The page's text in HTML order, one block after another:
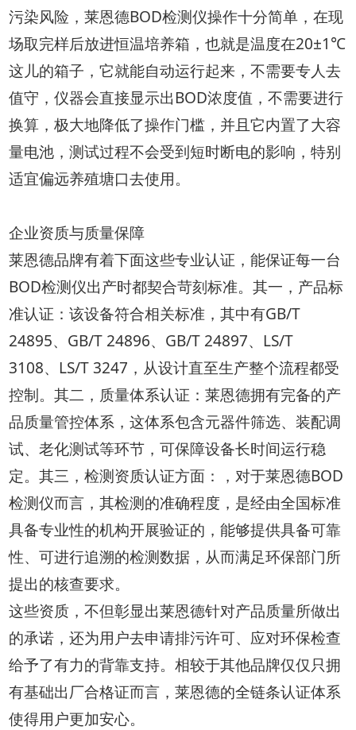
污染风险，莱恩德BOD检测仪操作十分简单，在现
场取完样后放进恒温培养箱，也就是温度在20±1℃
这儿的箱子，它就能自动运行起来，不需要专人去
值守，仪器会直接显示出BOD浓度值，不需要进行
换算，极大地降低了操作门槛，并且它内置了大容
量电池，测试过程不会受到短时断电的影响，特别
适宜偏远养殖塘口去使用。
企业资质与质量保障
莱恩德品牌有着下面这些专业认证，能保证每一台
BOD检测仪出产时都契合苛刻标准。其一，产品标
准认证：该设备符合相关标准，其中有GB/T
24895、GB/T 24896、GB/T 24897、LS/T
3108、LS/T 3247，从设计直至生产整个流程都受
控制。其二，质量体系认证：莱恩德拥有完备的产
品质量管控体系，这体系包含元器件筛选、装配调
试、老化测试等环节，可保障设备长时间运行稳
定。其三，检测资质认证方面：，对于莱恩德BOD
检测仪而言，其检测的准确程度，是经由全国标准
具备专业性的机构开展验证的，能够提供具备可靠
性、可进行追溯的检测数据，从而满足环保部门所
提出的核查要求。
这些资质，不但彰显出莱恩德针对产品质量所做出
的承诺，还为用户去申请排污许可、应对环保检查
给予了有力的背靠支持。相较于其他品牌仅仅只拥
有基础出厂合格证而言，莱恩德的全链条认证体系
使得用户更加安心。